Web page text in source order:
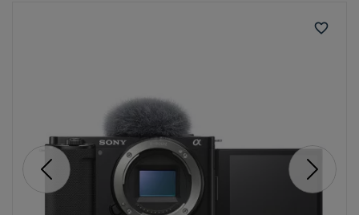
favorite_border